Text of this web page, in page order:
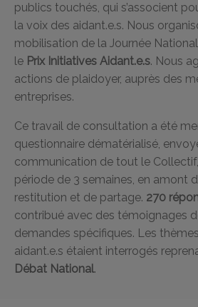
publics touchés, qui s’associent
la voix des aidant.e.s. Nous
mobilisation de la Journée
le Prix Initiatives Aidant.e.s. Nous
actions de plaidoyer, auprès des
entreprises.
Ce travail de consultation a été
questionnaire dématérialisé,
communication de tout le
période de 3 semaines, en amont
restitution et de partage. 270
contribué avec des témoignages
demandes spécifiques. Les
aidant.e.s étaient interrogés
Débat National.